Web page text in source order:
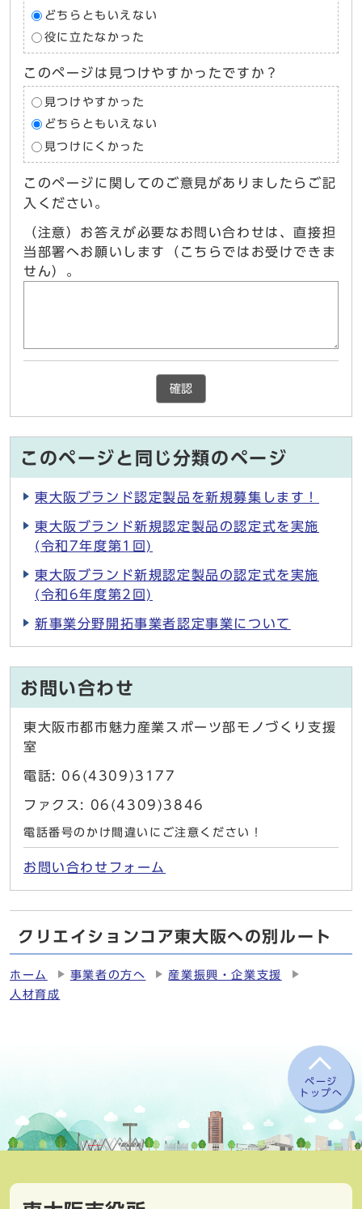
どちらともいえない
役に立たなかった
このページは見つけやすかったですか？
見つけやすかった
どちらともいえない
見つけにくかった
このページに関してのご意見がありましたらご記
入ください。
（注意）お答えが必要なお問い合わせは、直接担
当部署へお願いします（こちらではお受けできま
せん）。
確認
このページと同じ分類のページ
東大阪ブランド認定製品を新規募集します！
東大阪ブランド新規認定製品の認定式を実施
(令和7年度第1回)
東大阪ブランド新規認定製品の認定式を実施
(令和6年度第2回)
新事業分野開拓事業者認定事業について
お問い合わせ
東大阪市都市魅力産業スポーツ部モノづくり支援
室
電話: 06(4309)3177
ファクス: 06(4309)3846
電話番号のかけ間違いにご注意ください！
お問い合わせフォーム
クリエイションコア東大阪への別ルート
ホーム 事業者の方へ
産業振興・企業支援
人材育成
ページ
トップへ